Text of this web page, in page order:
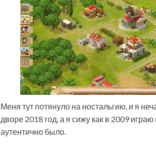
Меня тут потянуло на ностальгию, и я
дворе 2018 год, а я сижу как в 2009
аутентично было.